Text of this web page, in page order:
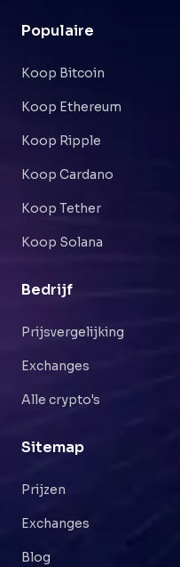
Populaire
Koop Bitcoin
Koop Ethereum
Koop Ripple
Koop Cardano
Koop Tether
Koop Solana
Bedrijf
Prijsvergelijking
Exchanges
Alle crypto's
Sitemap
Prijzen
Exchanges
Blog